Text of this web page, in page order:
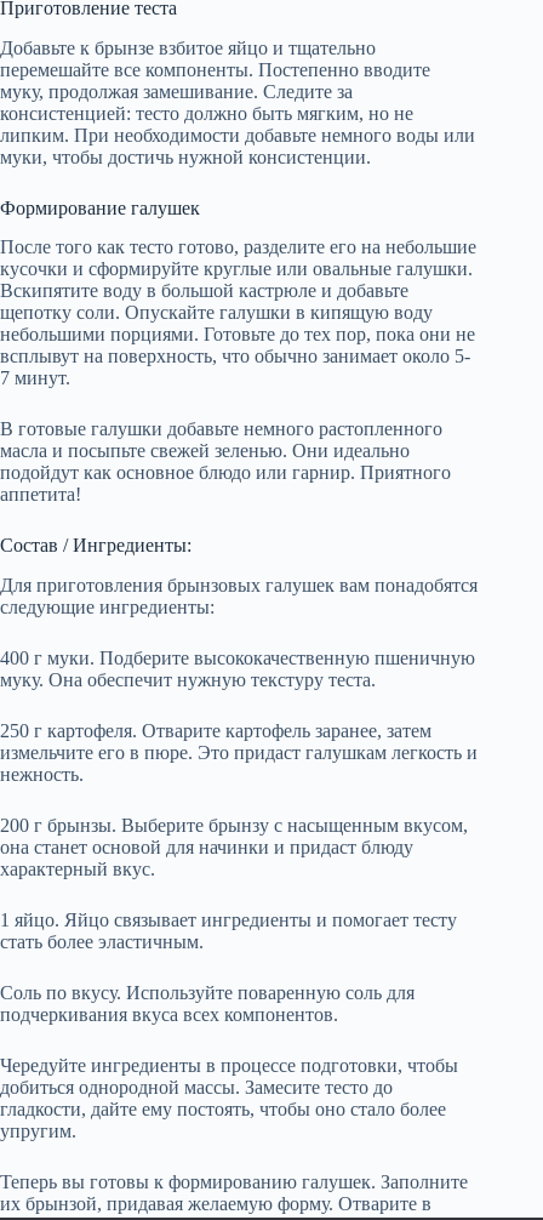
Приготовление теста
Добавьте к брынзе взбитое яйцо и тщательно
перемешайте все компоненты. Постепенно вводите
муку, продолжая замешивание. Следите за
консистенцией: тесто должно быть мягким, но не
липким. При необходимости добавьте немного воды или
муки, чтобы достичь нужной консистенции.
Формирование галушек
После того как тесто готово, разделите его на небольшие
кусочки и сформируйте круглые или овальные галушки.
Вскипятите воду в большой кастрюле и добавьте
щепотку соли. Опускайте галушки в кипящую воду
небольшими порциями. Готовьте до тех пор, пока они не
всплывут на поверхность, что обычно занимает около 5-
7 минут.
В готовые галушки добавьте немного растопленного
масла и посыпьте свежей зеленью. Они идеально
подойдут как основное блюдо или гарнир. Приятного
аппетита!
Состав / Ингредиенты:
Для приготовления брынзовых галушек вам понадобятся
следующие ингредиенты:
400 г муки. Подберите высококачественную пшеничную
муку. Она обеспечит нужную текстуру теста.
250 г картофеля. Отварите картофель заранее, затем
измельчите его в пюре. Это придаст галушкам легкость и
нежность.
200 г брынзы. Выберите брынзу с насыщенным вкусом,
она станет основой для начинки и придаст блюду
характерный вкус.
1 яйцо. Яйцо связывает ингредиенты и помогает тесту
стать более эластичным.
Соль по вкусу. Используйте поваренную соль для
подчеркивания вкуса всех компонентов.
Чередуйте ингредиенты в процессе подготовки, чтобы
добиться однородной массы. Замесите тесто до
гладкости, дайте ему постоять, чтобы оно стало более
упругим.
Теперь вы готовы к формированию галушек. Заполните
их брынзой, придавая желаемую форму. Отварите в